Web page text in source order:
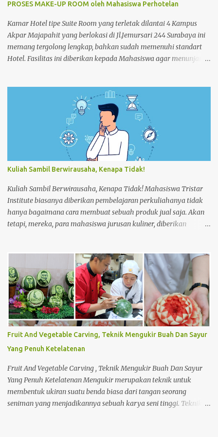
PROSES MAKE-UP ROOM oleh Mahasiswa Perhotelan
Kamar Hotel tipe Suite Room yang terletak dilantai 4 Kampus
Akpar Majapahit yang berlokasi di Jl.Jemursari 244 Surabaya ini
memang tergolong lengkap, bahkan sudah memenuhi standart
Hotel. Fasilitas ini diberikan kepada Mahasiswa agar menunjang
up Room dikamar Hotel Kampus Akpar Majapahit. Adapun
proses Make-up room adalah : 1. SET UP TROLLEY : Bersihkan
trolley menggunakan dust cloth dari atas ke bawah 2.
Masukkan perlengkapan kamar tamu dan peralatan kebersihan
3. Dorong trolley menuju kamar dengan benar 4. Letakan
trolley di depan kamar tamu 5. Ketok pintu dengan
mengucapkan “Housekeeping” max 3x 6. Buka pintu perlahan-
Kuliah Sambil Berwirausaha, Kenapa Tidak!
Kuliah Sambil Berwirausaha, Kenapa Tidak! Mahasiswa Tristar
Institute biasanya diberikan pembelajaran perkuliahanya tidak
hanya bagaimana cara membuat sebuah produk jual saja. Akan
tetapi, mereka, para mahasiswa jurusan kuliner, diberikan
bawah seperti usaha kecil menengah (UKM). Seperti halnya,
membuat perencanaan, strategi penjualan hingga perhitungan
harga produk dalam membuat sebuah produk jual. Saat mereka
masih menjadi mahasiswa, ada salah satu mata kuliah yang
mempelajari menjadi wirausahawan. Sekaligus mempraktikanya
langsung di lapangan. Sehingga mereka dapat merasakan
bagaimana menjadi seorang wirausahawan sebenarnya. Dan tak
sedikit, mahasiswa yang sudah mempelajari perkuliahan
tersebut ingin segera melakukannya sendiri. Meskipun mereka
masih berstatus mahasiswa di Tristar Institute, mereka berani
untuk menjual suatu produk hasi...
Fruit And Vegetable Carving, Teknik Mengukir Buah Dan Sayur
Yang Penuh Ketelatenan
Fruit And Vegetable Carving , Teknik Mengukir Buah Dan Sayur
Yang Penuh Ketelatenan Mengukir merupakan teknik untuk
membentuk ukiran suatu benda biasa dari tangan seorang
seniman yang menjadikannya sebuah karya seni tinggi. Teknik